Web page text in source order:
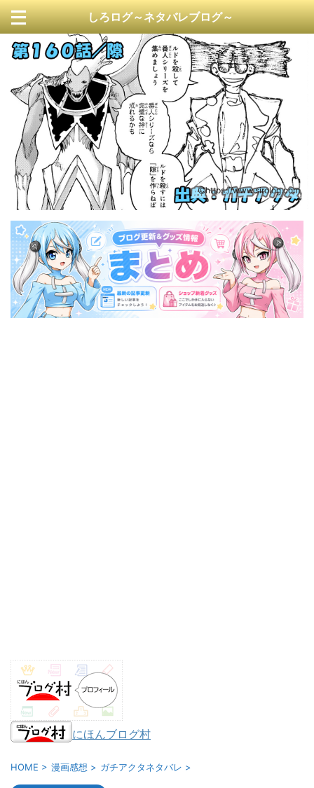
しろログ～ネタバレブログ～
https://www.sirolog.com
にほんブログ村
HOME > 漫画感想 > ガチアクタネタバレ >